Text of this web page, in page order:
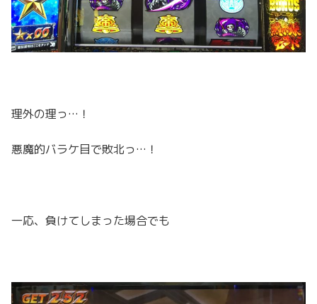
理外の理っ…！
悪魔的バラケ目で敗北っ…！
一応、負けてしまった場合でも